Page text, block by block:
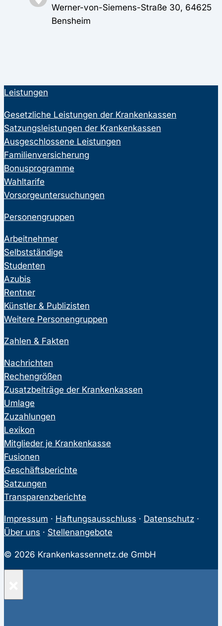
Werner-von-Siemens-Straße 30, 64625
Bensheim
Leistungen
Gesetzliche Leistungen der Krankenkassen
Satzungsleistungen der Krankenkassen
Ausgeschlossene Leistungen
Familienversicherung
Bonusprogramme
Wahltarife
Vorsorgeuntersuchungen
Personengruppen
Arbeitnehmer
Selbstständige
Studenten
Azubis
Rentner
Künstler & Publizisten
Weitere Personengruppen
Zahlen & Fakten
Nachrichten
Rechengrößen
Zusatzbeiträge der Krankenkassen
Umlage
Zuzahlungen
Lexikon
Mitglieder je Krankenkasse
Fusionen
Geschäftsberichte
Satzungen
Transparenzberichte
Impressum · Haftungsausschluss · Datenschutz ·
Über uns · Stellenangebote
© 2026 Krankenkassennetz.de GmbH